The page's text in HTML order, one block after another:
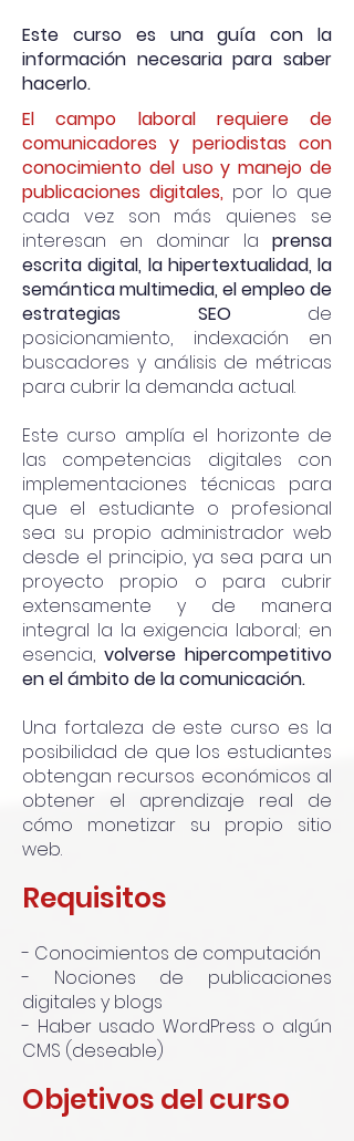
Este curso es una guía con la
información necesaria para saber
hacerlo.
El campo laboral requiere de
comunicadores y periodistas con
conocimiento del uso y manejo de
publicaciones digitales, por lo que
cada vez son más quienes se
interesan en dominar la prensa
escrita digital, la hipertextualidad, la
semántica multimedia, el empleo de
estrategias SEOde
posicionamiento, indexación en
buscadores y análisis de métricas
para cubrir la demanda actual.
Este curso amplía el horizonte de
las competencias digitales con
implementaciones técnicas para
que el estudiante o profesional
sea su propio administrador web
desde el principio, ya sea para un
proyecto propio o para cubrir
extensamente y de manera
integral la la exigencia laboral; en
esencia, volverse hipercompetitivo
en el ámbito de la comunicación.
Una fortaleza de este curso es la
posibilidad de que los estudiantes
obtengan recursos económicos al
obtener el aprendizaje real de
cómo monetizar su propio sitio
web.
Requisitos
- Conocimientos de computación
- Nociones de publicaciones
digitales y blogs
- Haber usado WordPress o algún
CMS (deseable)
Objetivos del curso